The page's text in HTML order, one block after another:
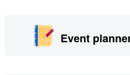
Event